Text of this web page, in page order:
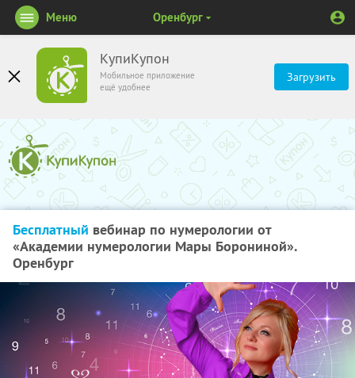
КупиКупон
Мобильное приложение
ещё удобнее
Загрузить
Меню Оренбург
Бесплатный вебинар по нумерологии от
«Академии нумерологии Мары Борониной».
Оренбург